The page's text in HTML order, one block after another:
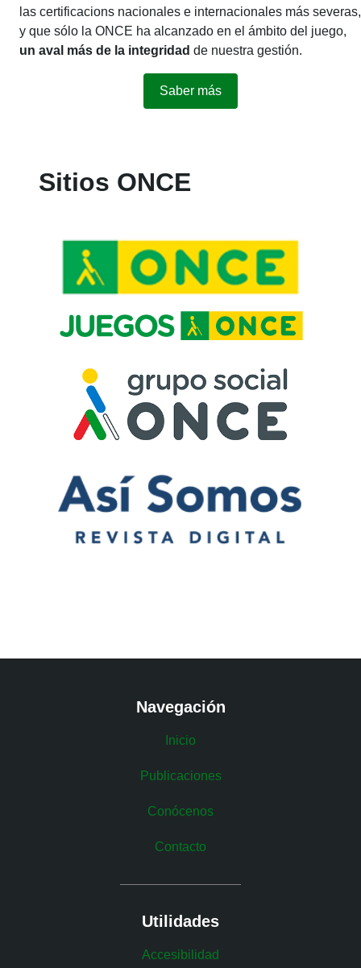
las certificacions nacionales e internacionales más severas,
y que sólo la ONCE ha alcanzado en el ámbito del juego,
un aval más de la integridad de nuestra gestión.
Saber más
Sitios ONCE
Navegación
Inicio
Publicaciones
Conócenos
Contacto
Utilidades
Accesibilidad